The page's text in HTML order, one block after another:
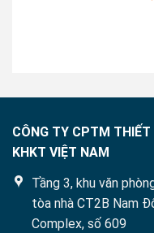
CÔNG TY CPTM THIẾT
KHKT VIỆT NAM
Tầng 3, khu văn
tòa nhà CT2B Nam
Complex, số 609